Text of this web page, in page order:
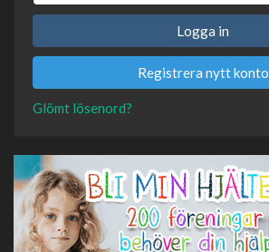
Logga in
Registrera nytt konto
Glömt lösenord?